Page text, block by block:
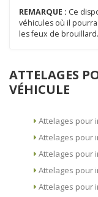
REMARQUE : Ce
véhicules où il
les feux de brouillard.
ATTELAGES
VÉHICULE
Attelages pour
Attelages pour
Attelages pour
Attelages pour
Attelages pour